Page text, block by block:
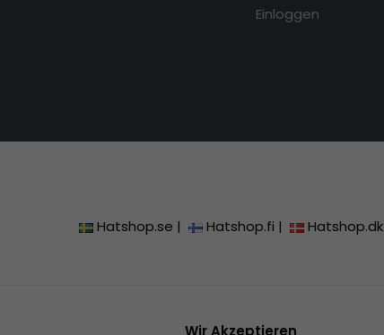
Einloggen
Hatshop.se | Hatshop.fi | Hatshop.dk